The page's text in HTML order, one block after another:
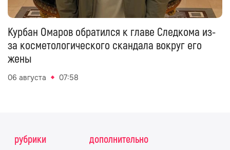
Курбан Омаров обратился к главе Следкома из-
за косметологического скандала вокруг его
жены
06 августа 07:58
рубрики
дополнительно